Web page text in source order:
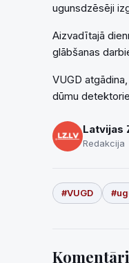
ugunsdzēsēji
Aizvadītajā
glābšanas
VUGD
dūmu
Latvijas
Redakcija
#VUGD
Komentāri